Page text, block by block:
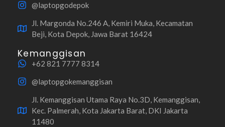
@laptopgodepok
Jl. Margonda No.246 A, Kemiri Muka, Kecamatan
Beji, Kota Depok, Jawa Barat 16424
Kemanggisan
+62 821 7777 8314
@laptopgokemanggisan
Jl. Kemanggisan Utama Raya No.3D, Kemanggisan,
Kec. Palmerah, Kota Jakarta Barat, DKI Jakarta
11480